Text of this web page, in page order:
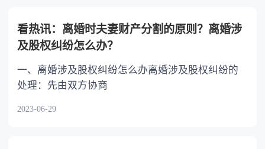
看热讯：离婚时夫妻财产分割的原则？离婚涉
及股权纠纷怎么办？
一、离婚涉及股权纠纷怎么办离婚涉及股权纠纷的
处理：先由双方协商
2023-06-29